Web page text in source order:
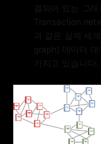
결되어 있는 그
Transaction
과 같은 실제 세
graph) 데이터
가지고 있습니다.